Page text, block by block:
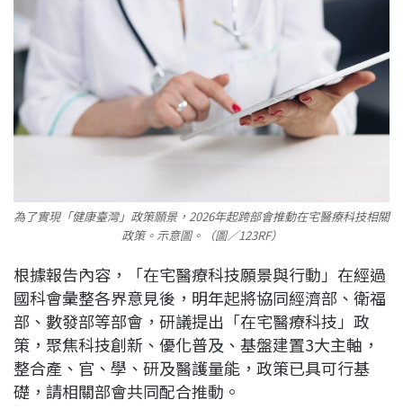
為了實現「健康臺灣」政策願景，2026年起跨部會推動在宅醫療科技相關
政策。示意圖。（圖／123RF）
根據報告內容，「在宅醫療科技願景與行動」在經過
國科會彙整各界意見後，明年起將協同經濟部、衛福
部、數發部等部會，研議提出「在宅醫療科技」政
策，聚焦科技創新、優化普及、基盤建置3大主軸，
整合產、官、學、研及醫護量能，政策已具可行基
礎，請相關部會共同配合推動。